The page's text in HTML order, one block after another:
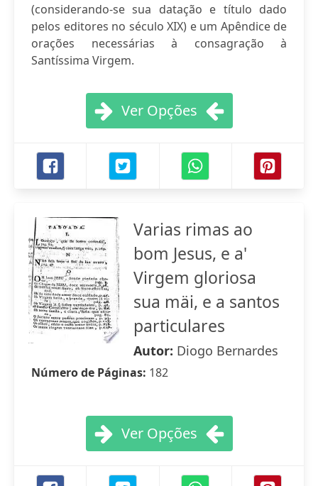
(considerando-se sua datação e título dado
pelos editores no século XIX) e um Apêndice de
orações necessárias à consagração à
Santíssima Virgem.
Ver Opções
Varias rimas ao
bom Jesus, e a'
Virgem gloriosa
sua mäi, e a santos
particulares
Autor: Diogo Bernardes
Número de Páginas: 182
Ver Opções